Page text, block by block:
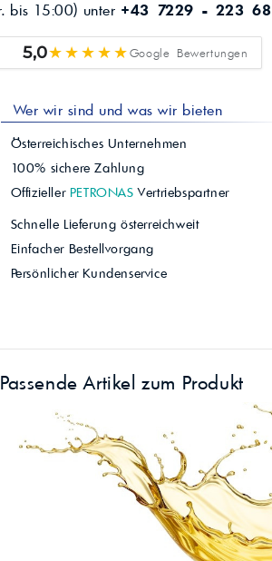
bis 15:00) unter +43 7229 - 223 68
5,0★★★★★Google Bewertungen
Wer wir sind und was wir bieten
Österreichisches Unternehmen
100% sichere Zahlung
Offizieller PETRONAS Vertriebspartner
Schnelle Lieferung österreichweit
Einfacher Bestellvorgang
Persönlicher Kundenservice
Passende Artikel zum Produkt